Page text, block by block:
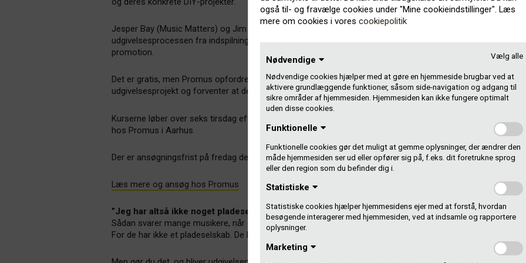
også til- og fravælge cookies under "Mine cookieindstillinger". Læs
mere om cookies i vores cookiepolitik
Vælg alle
Nødvendige
Nødvendige cookies hjælper med at gøre en hjemmeside brugbar ved at
aktivere grundlæggende funktioner, såsom side-navigation og adgang til
sikre områder af hjemmesiden. Hjemmesiden kan ikke fungere optimalt
uden disse cookies.
Funktionelle
Funktionelle cookies gør det muligt at gemme oplysninger, der ændrer den
måde hjemmesiden ser ud eller opfører sig på, f.eks. dit foretrukne sprog
eller den region som du befinder dig i.
Statistiske
Statistiske cookies hjælper hjemmesidens ejer med at forstå, hvordan
besøgende interagerer med hjemmesiden, ved at indsamle og rapportere
oplysninger.
Marketing
Jesper Bay (Music Matters) og Jim Q. Holm (Merger Management) guider igennem hele
udgivelsesprocessen fra indspilning, strategi, fundraising, distribution, markedsføring og
promotion.
Det er gratis, men Promus opfordrer til, at man kun ansøger på baggrund af et konkret
udgivelsesprojekt og forventer at deltage på alle moduler.
Kurserne løber over seks tirsdag eftermiddage i september, oktober og november og foregår
hos Promus i Aarhus.
Der er ansøgningsfrist på fredag den 21. august kl. 12.
Læs mere og ansøg hos Promus
”Jeg har altså ikke noget pladeselskab”
Sådan svarer mange musikere, når de bliver tilbudt medlemskab af Gramex som pladeselskab.
For de har ikke et pladeselskab. De har bare selv udgivet deres musik.